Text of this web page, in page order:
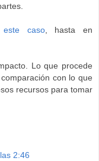
caso, hasta en
Lo que procede
con lo que
recursos para tomar
2:46